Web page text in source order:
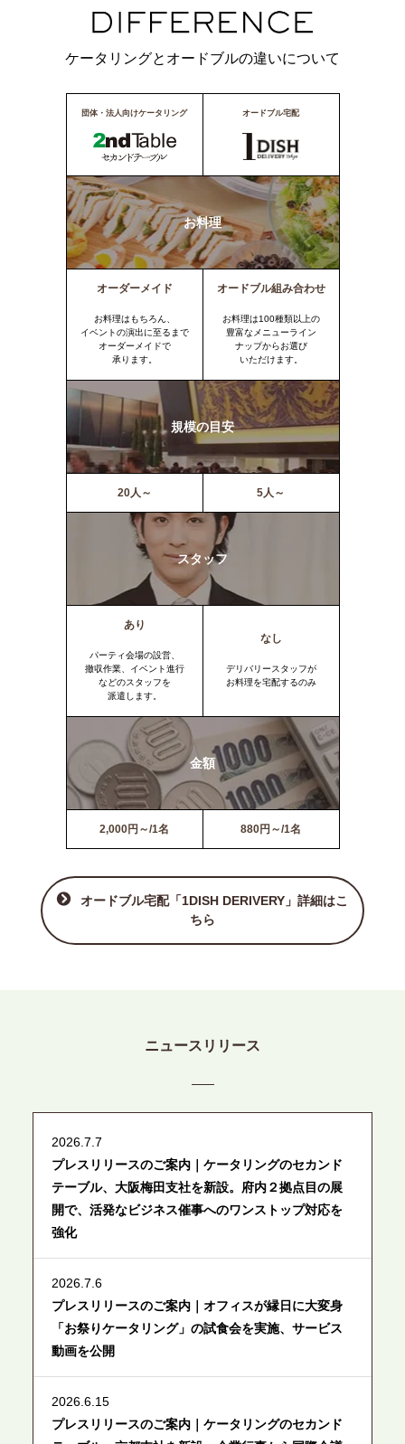
ケータリングとオードブルの違いについて
団体・法人向けケータリング オードブル宅配
お料理
オーダーメイド
お料理はもちろん、
イベントの演出に至るまで
オーダーメイドで
承ります。
オードブル組み合わせ
お料理は100種類以上の
豊富なメニューライン
ナップからお選び
いただけます。
規模の目安
20人～ 5人～
スタッフ
あり
パーティ会場の設営、
撤収作業、イベント進行
などのスタッフを
派遣します。
なし
デリバリースタッフが
お料理を宅配するのみ
金額
2,000円～/1名 880円～/1名
オードブル宅配「1DISH DERIVERY」詳細はこ
ちら
ニュースリリース
2026.7.7
プレスリリースのご案内｜ケータリングのセカンド
テーブル、大阪梅田支社を新設。府内２拠点目の展
開で、活発なビジネス催事へのワンストップ対応を
強化
2026.7.6
プレスリリースのご案内｜オフィスが縁日に大変身
「お祭りケータリング」の試食会を実施、サービス
動画を公開
2026.6.15
プレスリリースのご案内｜ケータリングのセカンド